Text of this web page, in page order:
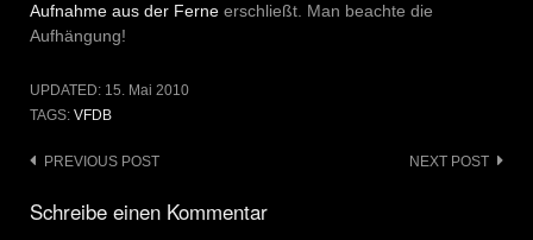
Aufnahme aus der Ferne erschließt. Man beachte die
Aufhängung!
UPDATED: 15. Mai 2010
TAGS: VFDB
Post
navigation
PREVIOUS POST NEXT POST
Schreibe einen Kommentar